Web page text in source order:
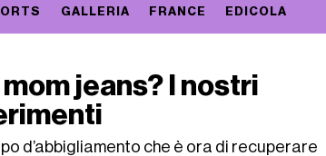
GALLERIA FRANCE EDICOLA
jeans? I nostri
d’abbigliamento che è ora di recuperare